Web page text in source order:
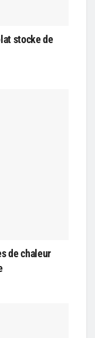
stocke de
de chaleur